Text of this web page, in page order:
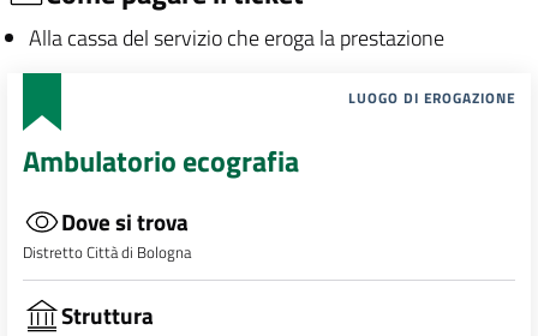
Alla cassa del servizio che eroga la prestazione
LUOGO DI EROGAZIONE
Ambulatorio ecografia
Dove si trova
Distretto Città di Bologna
Struttura